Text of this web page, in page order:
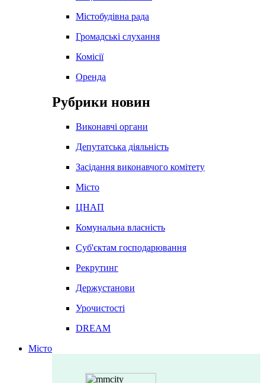
Містобудівна рада
Громадські слухання
Комісії
Оренда
Рубрики новин
Виконавчі органи
Депутатська діяльність
Засідання виконавчого комітету
Місто
ЦНАП
Комунальна власність
Суб'єктам господарювання
Рекрутинг
Держустанови
Урочистості
DREAM
Місто